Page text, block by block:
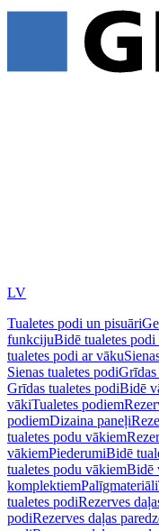
LV
Tualetes podi un pisuāri
funkcijuBidē tualetes podi
tualetes podi ar vāku
Sienas tualetes podiGrīdas
Grīdas tualetes podiBidē
vākiTualetes podiem
podiemDizaina paneļi
tualetes podu vākiem
vākiemPiederumiBidē
tualetes podu vākiemBidē
komplektiemPalīgmateriāli
tualetes podiRezerves
podiRezerves daļas